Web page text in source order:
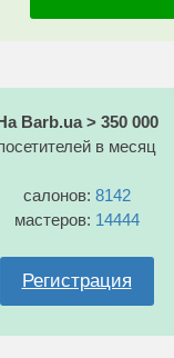
Barb.ua > 350 000
в месяц
салонов: 8142
мастеров: 14444
Регистрация